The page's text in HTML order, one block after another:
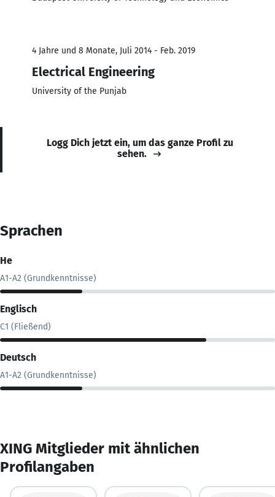
4 Jahre und 8 Monate, Juli 2014 - Feb. 2019
Electrical Engineering
University of the Punjab
Logg Dich jetzt ein, um das ganze Profil zu
sehen.
Sprachen
He
A1-A2 (Grundkenntnisse)
Englisch
C1 (Fließend)
Deutsch
A1-A2 (Grundkenntnisse)
XING Mitglieder mit ähnlichen
Profilangaben